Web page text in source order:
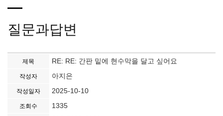
질문과답변
제목 RE: RE: 간판 밑에 현수막을 달고 싶어요
작성자 아지은
작성일자 2025-10-10
조회수 1335